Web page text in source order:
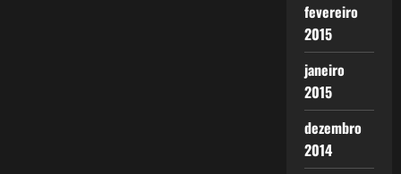
fevereiro
2015
janeiro
2015
dezembro
2014